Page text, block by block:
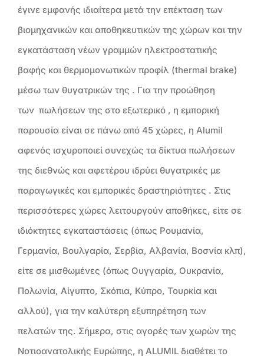
έγινε εμφανής ιδιαίτερα μετά την επέκταση των
βιομηχανικών και αποθηκευτικών της χώρων και την
εγκατάσταση νέων γραμμών ηλεκτροστατικής
βαφής και θερμομονωτικών προφίλ (thermal brake)
μέσω των θυγατρικών της . Για την προώθηση
των πωλήσεων της στο εξωτερικό , η εμπορική
παρουσία είναι σε πάνω από 45 χώρες, η Alumil
αφενός ισχυροποιεί συνεχώς τα δίκτυα πωλήσεων
της διεθνώς και αφετέρου ιδρύει θυγατρικές με
παραγωγικές και εμπορικές δραστηριότητες . Στις
περισσότερες χώρες λειτουργούν αποθήκες, είτε σε
ιδιόκτητες εγκαταστάσεις (όπως Ρουμανία,
Γερμανία, Βουλγαρία, Σερβία, Αλβανία, Βοσνία κλπ),
είτε σε μισθωμένες (όπως Ουγγαρία, Ουκρανία,
Πολωνία, Αίγυπτο, Σκόπια, Κύπρο, Τουρκία και
αλλού), για την καλύτερη εξυπηρέτηση των
πελατών της. Σήμερα, στις αγορές των χωρών της
Νοτιοανατολικής Ευρώπης, η ALUMIL διαθέτει το